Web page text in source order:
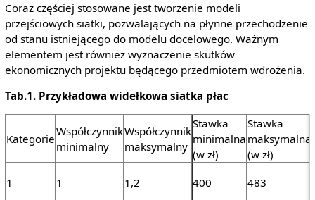
Coraz częściej stosowane jest tworzenie modeli
przejściowych siatki, pozwalających na płynne przechodzenie
od stanu istniejącego do modelu docelowego. Ważnym
elementem jest również wyznaczenie skutków
ekonomicznych projektu będącego przedmiotem wdrożenia.
Tab.1. Przykładowa widełkowa siatka płac
Kategorie
Współczynnik
minimalny
Współczynnik
maksymalny
Stawka
minimalna
(w zł)
Stawka
maksymalna
(w zł)
1
1
1,2
400
483